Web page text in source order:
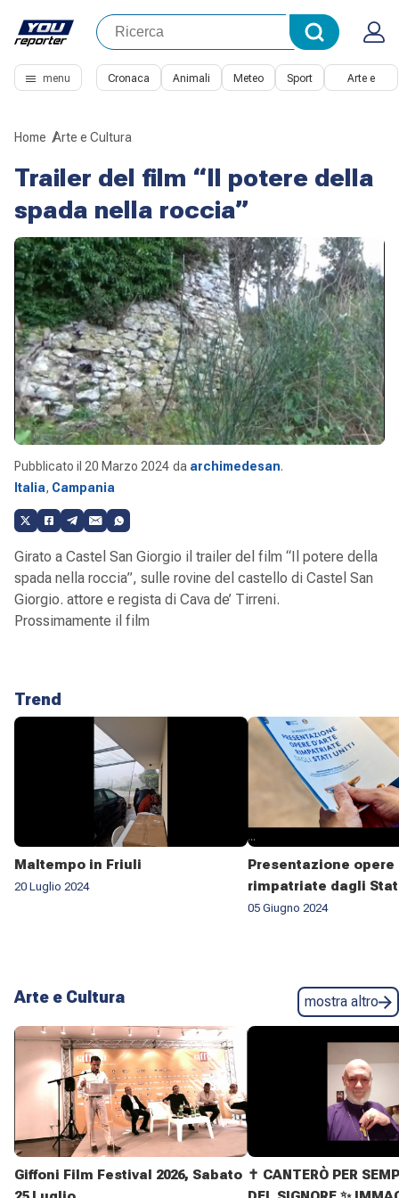
menu Cronaca Animali Meteo Sport Arte e
Home Arte e Cultura
Trailer del film “Il potere della
spada nella roccia”
Pubblicato il 20 Marzo 2024 da archimedesan.
Italia, Campania
Girato a Castel San Giorgio il trailer del film “Il potere della
spada nella roccia”, sulle rovine del castello di Castel San
Giorgio. attore e regista di Cava de’ Tirreni.
Prossimamente il film
Trend
Maltempo in Friuli
20 Luglio 2024
Presentazione
rimpatriate dagli
05 Giugno 2024
Arte e Cultura mostra altro
Giffoni Film Festival 2026, Sabato ✝️ CANTERÒ PER